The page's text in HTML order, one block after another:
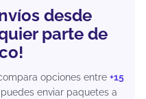
desde
parte de
opciones entre +15
enviar paquetes a